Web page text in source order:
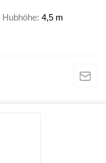
Hubhöhe 4,5 m